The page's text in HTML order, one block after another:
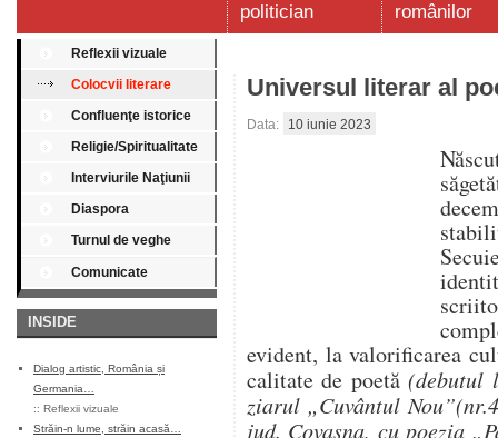
politician
românilor
Reflexii vizuale
Colocvii literare
Confluenţe istorice
Religie/Spiritualitate
Interviurile Naţiunii
Diaspora
Turnul de veghe
Comunicate
INSIDE
Dialog artistic, România și
Germania…
:: Reflexii vizuale
Străin-n lume, străin acasă…
Universul literar al
Data: 10 iunie 2023
evident, la valorificarea
calitate de poetă(debutul
ziarul „Cuvântul
jud. Covasna, cu poezia